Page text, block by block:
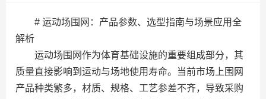
# 运动场围网：产品参数、选型指南与场景应用全
解析
运动场围网作为体育基础设施的重要组成部分，其
质量直接影响到运动与场地使用寿命。当前市场上围网
产品种类繁多，材质、规格、工艺参差不齐，导致采购